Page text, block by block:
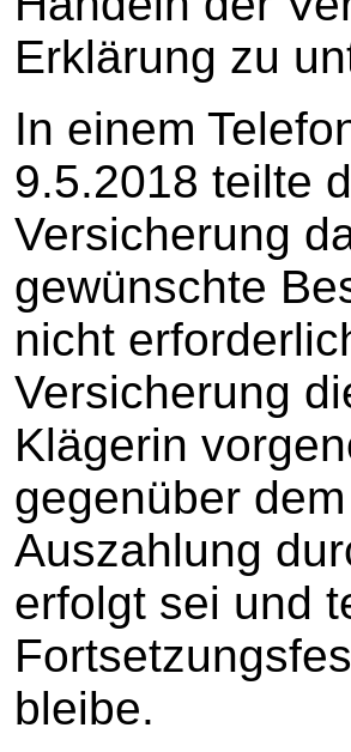
Erklärung zu
In einem
9.5.2018 teilte
Versicherung
gewünschte
nicht
Versicherung
Klägerin
gegenüber
Auszahlung
erfolgt sei und
bleibe.